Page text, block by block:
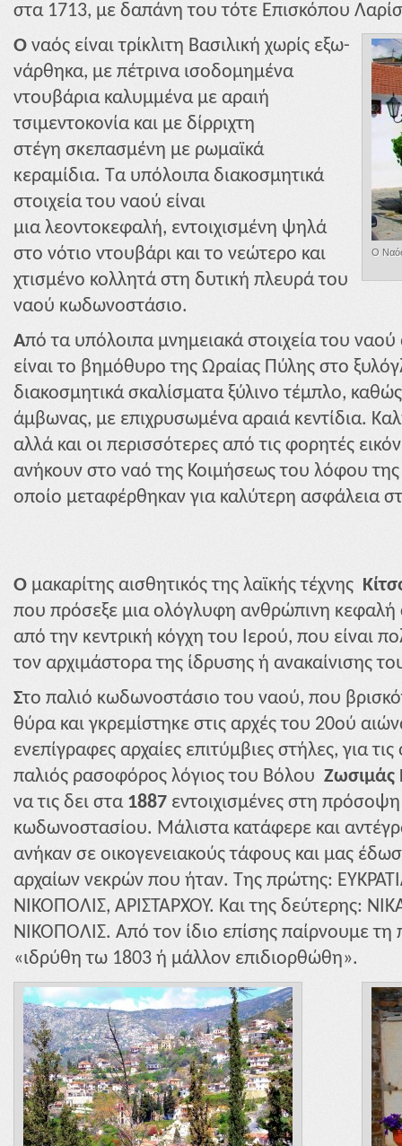
στα 1713, με δαπάνη του τότε Επισκόπου
Ο Ναός
Ο ναός είναι τρίκλιτη Βασιλική χωρίς εξω-
νάρθηκα, με πέτρινα ισοδομημένα
ντουβάρια καλυμμένα με αραιή
τσιμεντοκονία και με δίρριχτη
στέγη σκεπασμένη με ρωμαϊκά
κεραμίδια. Τα υπόλοιπα διακοσμητικά
στοιχεία του ναού είναι
μια λεοντοκεφαλή, εντοιχισμένη ψηλά
στο νότιο ντουβάρι και το νεώτερο και
χτισμένο κολλητά στη δυτική πλευρά του
ναού κωδωνοστάσιο.
Από τα υπόλοιπα μνημειακά στοιχεία του
είναι το βημόθυρο της Ωραίας Πύλης στο
διακοσμητικά σκαλίσματα ξύλινο τέμπλο,
άμβωνας, με επιχρυσωμένα αραιά κεντίδια.
αλλά και οι περισσότερες από τις φορητές
ανήκουν στο ναό της Κοιμήσεως του λόφου της
οποίο μεταφέρθηκαν για καλύτερη ασφάλεια
Ο μακαρίτης αισθητικός της λαϊκής τέχνης
που πρόσεξε μια ολόγλυφη ανθρώπινη κεφαλή
από την κεντρική κόγχη του Ιερού, που είναι
τον αρχιμάστορα της ίδρυσης ή ανακαίνισης
Στο παλιό κωδωνοστάσιο του ναού, που
θύρα και γκρεμίστηκε στις αρχές του 20ού
ενεπίγραφες αρχαίες επιτύμβιες στήλες, για
παλιός ρασοφόρος λόγιος του Βόλου Ζωσιμάς
να τις δει στα 1887 εντοιχισμένες στη
κωδωνοστασίου. Μάλιστα κατάφερε και
ανήκαν σε οικογενειακούς τάφους και μας
αρχαίων νεκρών που ήταν. Της πρώτης:
ΝΙΚΟΠΟΛΙΣ, ΑΡΙΣΤΑΡΧΟΥ. Και της δεύτερης:
ΝΙΚΟΠΟΛΙΣ. Από τον ίδιο επίσης παίρνουμε
«ιδρύθη τω 1803 ή μάλλον επιδιορθώθη».